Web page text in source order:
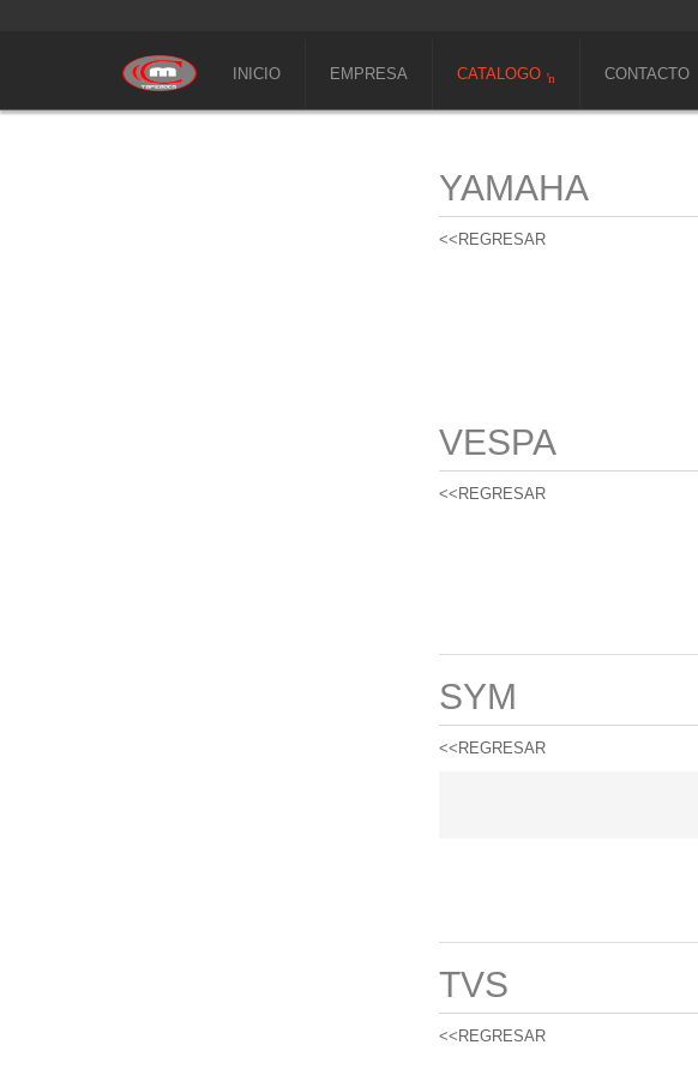
INICIO EMPRESA CATALOGO CONTACTO
YAMAHA
<<REGRESAR
VESPA
<<REGRESAR
SYM
<<REGRESAR
TVS
<<REGRESAR